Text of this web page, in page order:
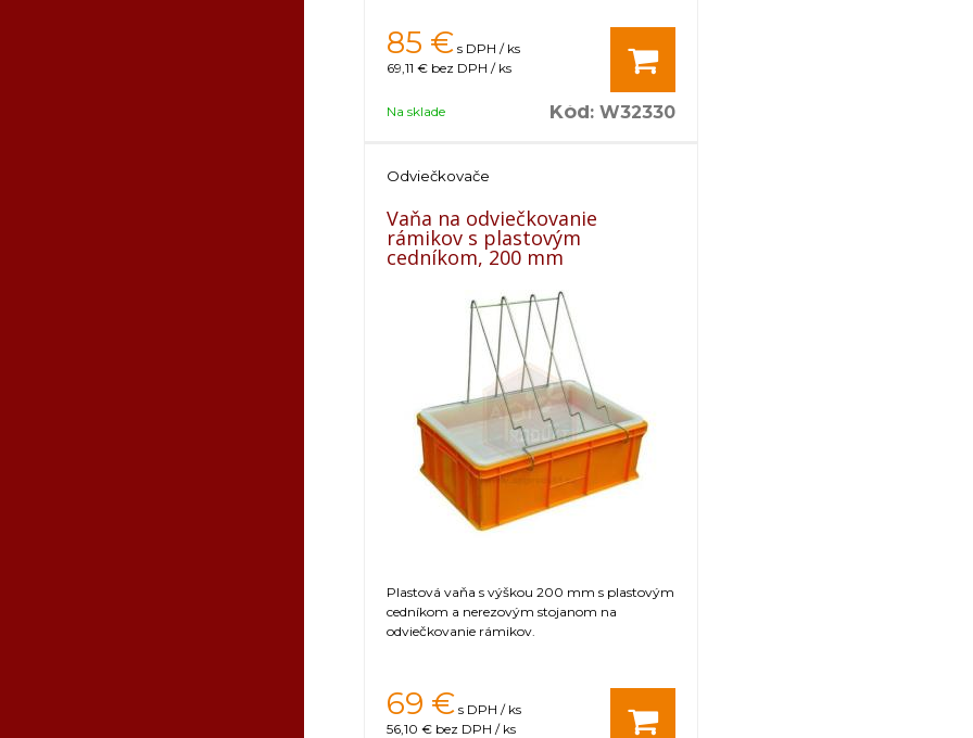
85 € s DPH / ks
69,11 € bez DPH / ks
Na sklade Kód: W32330
Odviečkovače
Vaňa na odviečkovanie
rámikov s plastovým
cedníkom, 200 mm
Plastová vaňa s výškou 200 mm s plastovým
cedníkom a nerezovým stojanom na
odviečkovanie rámikov.
69 € s DPH / ks
56,10 € bez DPH / ks